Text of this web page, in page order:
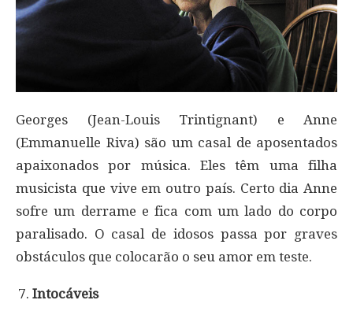
Georges (Jean-Louis Trintignant) e Anne
(Emmanuelle Riva) são um casal de aposentados
apaixonados por música. Eles têm uma filha
musicista que vive em outro país. Certo dia Anne
sofre um derrame e fica com um lado do corpo
paralisado. O casal de idosos passa por graves
obstáculos que colocarão o seu amor em teste.
Intocáveis